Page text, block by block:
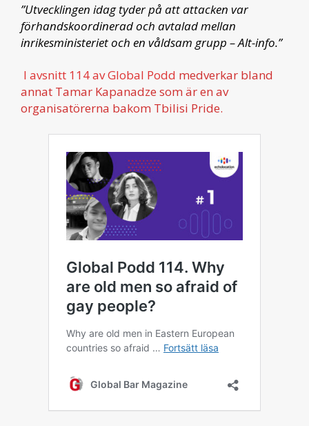
”Utvecklingen idag tyder på att attacken var
förhandskoordinerad och avtalad mellan
inrikesministeriet och en våldsam grupp – Alt-info.”
I avsnitt 114 av Global Podd medverkar bland
annat Tamar Kapanadze som är en av
organisatörerna bakom Tbilisi Pride.